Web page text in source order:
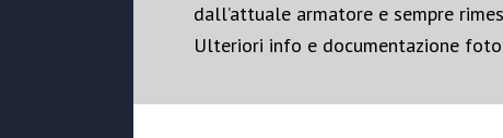
dall’attuale armatore e sempre
Ulteriori info e documentazione